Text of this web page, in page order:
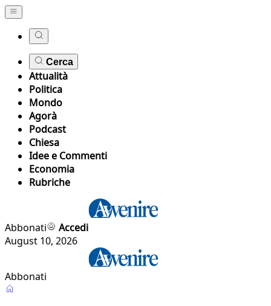
Cerca
Attualità
Politica
Mondo
Agorà
Podcast
Chiesa
Idee e Commenti
Economia
Rubriche
Abbonati
Accedi
August 10, 2026
Abbonati